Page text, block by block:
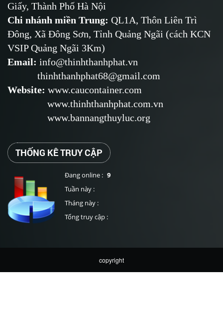
Giấy, Thành Phố Hà Nội
Chi nhánh miền Trung: QL1A, Thôn Liên Trì
Đông, Xã Đông Sơn, Tỉnh Quảng Ngãi (cách KCN
VSIP Quảng Ngãi 3Km)
Email: info@thinhthanhphat.vn
thinhthanhphat68@gmail.com
Website: www.caucontainer.com
www.thinhthanhphat.com.vn
www.bannangthuyluc.org
THỐNG KÊ TRUY CẬP
Đang online : 9
Tuần này :
Tháng này :
Tổng truy cập :
copyright